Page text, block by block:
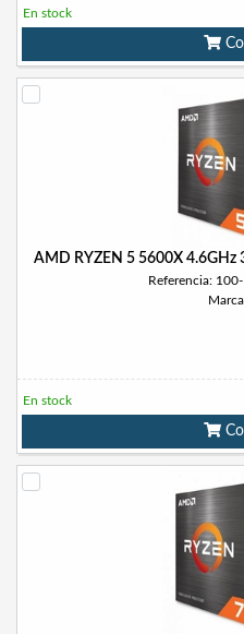
En stock
AMD RYZEN 5 5600X 4.6GHz
Referencia:
En stock